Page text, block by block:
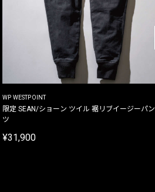
WP WESTPOINT
限定 SEAN/ショーン ツイル 裾リブイージーパン
ツ
¥31,900